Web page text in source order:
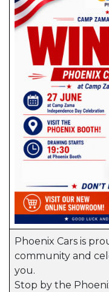
Phoenix Cars is
community and
you.
Stop by the